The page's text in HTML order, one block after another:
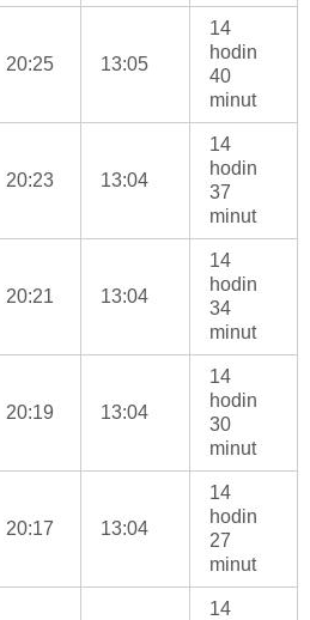
20:25 13:05
14
hodin
40
minut
20:23 13:04
14
hodin
37
minut
20:21 13:04
14
hodin
34
minut
20:19 13:04
14
hodin
30
minut
20:17 13:04
14
hodin
27
minut
14